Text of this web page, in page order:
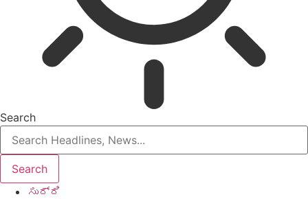
Search
ಸುದ್ದಿ